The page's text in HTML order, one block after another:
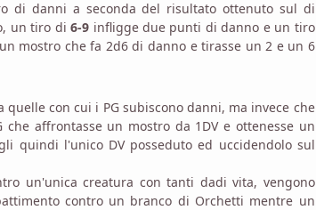
di danni a seconda del risultato ottenuto sul di
un tiro di6-9 infligge due punti di danno e un tiro
mostro che fa 2d6 di danno e tirasse un 2 e un 6
con cui i PG subiscono danni, ma invece che
affrontasse un mostro da 1DV e ottenesse un
quindi l'unico DV posseduto ed uccidendolo sul
un'unica creatura con tanti dadi vita, vengono
contro un branco di Orchetti mentre un